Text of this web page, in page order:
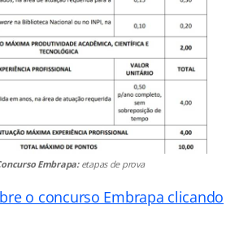
Embrapa: etapas de prova
o concurso Embrapa clicando